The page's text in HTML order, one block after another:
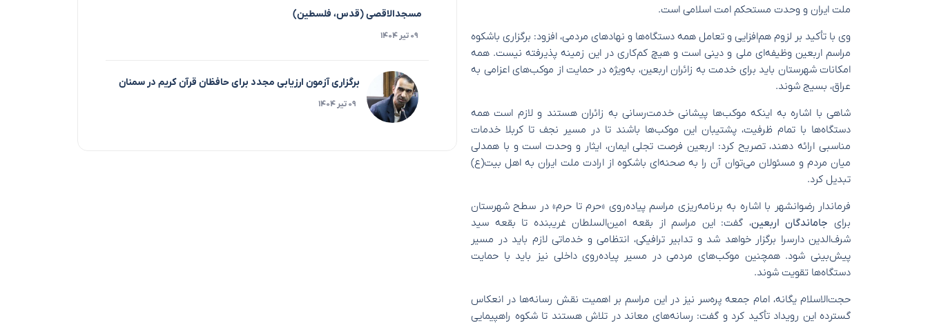
ملت ایران و وحدت مستحکم امت اسلامی است.
وی با تأکید بر لزوم هم‌افزایی و تعامل همه دستگاه‌ها و نهادهای مردمی، افزود: برگزاری باشکوه
مراسم اربعین وظیفه‌ای ملی و دینی است و هیچ کم‌کاری در این زمینه پذیرفته نیست. همه
امکانات شهرستان باید برای خدمت به زائران اربعین، به‌ویژه در حمایت از موکب‌های اعزامی به
عراق، بسیج شوند.
شاهی با اشاره به اینکه موکب‌ها پیشانی خدمت‌رسانی به زائران هستند و لازم است همه
دستگاه‌ها با تمام ظرفیت، پشتیبان این موکب‌ها باشند تا در مسیر نجف تا کربلا خدمات
مناسبی ارائه دهند، تصریح کرد: اربعین فرصت تجلی ایمان، ایثار و وحدت است و با همدلی
میان مردم و مسئولان می‌توان آن را به صحنه‌ای باشکوه از ارادت ملت ایران به اهل بیت(ع)
تبدیل کرد.
فرماندار رضوانشهر با اشاره به برنامه‌ریزی مراسم پیاده‌روی «حرم تا حرم» در سطح شهرستان
برای جاماندگان اربعین، گفت: این مراسم از بقعه امین‌السلطان غریبنده تا بقعه سید
شرف‌الدین دارسرا برگزار خواهد شد و تدابیر ترافیکی، انتظامی و خدماتی لازم باید در مسیر
پیش‌بینی شود. همچنین موکب‌های مردمی در مسیر پیاده‌روی داخلی نیز باید با حمایت
دستگاه‌ها تقویت شوند.
حجت‌الاسلام یگانه، امام جمعه پره‌سر نیز در این مراسم بر اهمیت نقش رسانه‌ها در انعکاس
گسترده این رویداد تأکید کرد و گفت: رسانه‌های معاند در تلاش‌ هستند تا شکوه راهپیمایی
مسجدالاقصی (قدس، فلسطین)
۰۹ تیر ۱۴۰۴
برگزاری آزمون ارزیابی مجدد برای حافظان قرآن کریم در سمنان
۰۹ تیر ۱۴۰۴